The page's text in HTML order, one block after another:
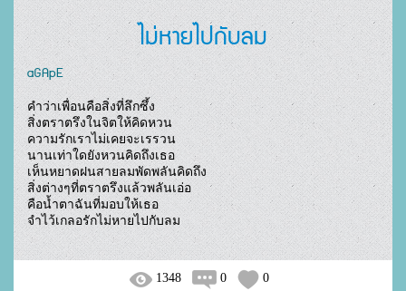
ไม่หายไปกับลม
aGApE
คำว่าเพื่อนคือสิ่งที่ลึกซึ้ง
สิ่งตราตรึงในจิตให้คิดหวน
ความรักเราไม่เคยจะเรรวน
นานเท่าใดยังหวนคิดถึงเธอ
เห็นหยาดฝนสายลมพัดพลันคิดถึง
สิ่งต่างๆที่ตราตรึงแล้วพลันเอ่อ
คือน้ำตาฉันที่มอบให้เธอ
จำไว้เกลอรักไม่หายไปกับลม
1348 0 0